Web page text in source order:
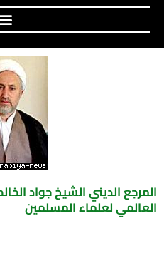
المرجع الديني الشيخ جواد
العالمي لعلماء المسلمين